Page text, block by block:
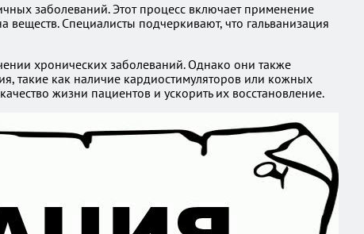
заболеваний. Этот процесс включает применение
Специалисты подчеркивают, что гальванизация
хронических заболеваний. Однако они также
такие как наличие кардиостимуляторов или кожных
жизни пациентов и ускорить их восстановление.